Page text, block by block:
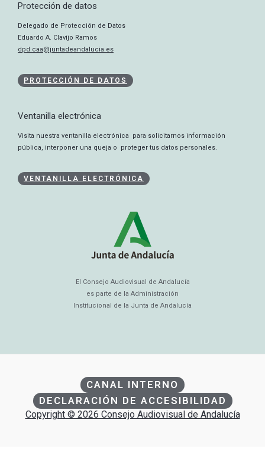
Protección de datos
Delegado de Protección de Datos
Eduardo A. Clavijo Ramos
dpd.caa@juntadeandalucia.es
PROTECCIÓN DE DATOS
Ventanilla electrónica
Visita nuestra ventanilla electrónica para solicitarnos información
pública, interponer una queja o proteger tus datos personales.
VENTANILLA ELECTRÓNICA
El Consejo Audiovisual de Andalucía
es parte de la Administración
Institucional de la Junta de Andalucía
CANAL INTERNO
DECLARACIÓN DE ACCESIBILIDAD
Copyright © 2026 Consejo Audiovisual de Andalucía